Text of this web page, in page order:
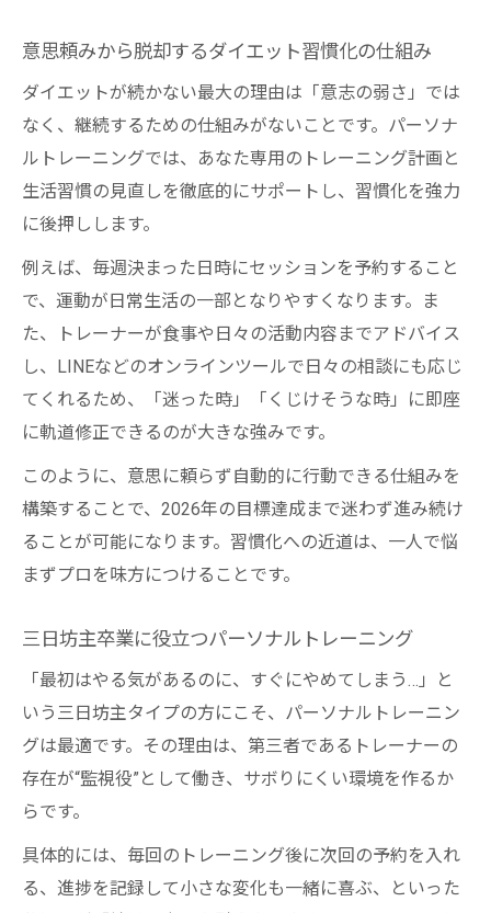
意思頼みから脱却するダイエット習慣化の仕組み
ダイエットが続かない最大の理由は「意志の弱さ」では
なく、継続するための仕組みがないことです。パーソナ
ルトレーニングでは、あなた専用のトレーニング計画と
生活習慣の見直しを徹底的にサポートし、習慣化を強力
に後押しします。
例えば、毎週決まった日時にセッションを予約すること
で、運動が日常生活の一部となりやすくなります。ま
た、トレーナーが食事や日々の活動内容までアドバイス
し、LINEなどのオンラインツールで日々の相談にも応じ
てくれるため、「迷った時」「くじけそうな時」に即座
に軌道修正できるのが大きな強みです。
このように、意思に頼らず自動的に行動できる仕組みを
構築することで、2026年の目標達成まで迷わず進み続け
ることが可能になります。習慣化への近道は、一人で悩
まずプロを味方につけることです。
三日坊主卒業に役立つパーソナルトレーニング
「最初はやる気があるのに、すぐにやめてしまう…」と
いう三日坊主タイプの方にこそ、パーソナルトレーニン
グは最適です。その理由は、第三者であるトレーナーの
存在が“監視役”として働き、サボりにくい環境を作るか
らです。
具体的には、毎回のトレーニング後に次回の予約を入れ
る、進捗を記録して小さな変化も一緒に喜ぶ、といった